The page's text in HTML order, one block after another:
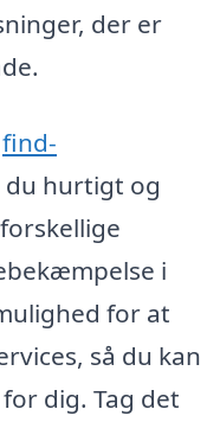
der er
find-
du hurtigt og
i
for at
så du kan
dig. Tag det